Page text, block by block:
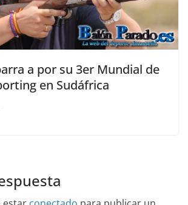
a por su 3er Mundial de
en Sudáfrica